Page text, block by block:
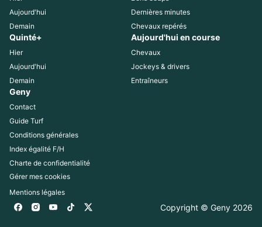
Aujourd'hui
Demain
Dernières minutes
Chevaux repérés
Quinté+
Hier
Aujourd'hui
Demain
Aujourd'hui en course
Chevaux
Jockeys & drivers
Entraîneurs
Geny
Contact
Guide Turf
Conditions générales
Index égalité F/H
Charte de confidentialité
Gérer mes cookies
Mentions légales
Copyright © Geny 2026